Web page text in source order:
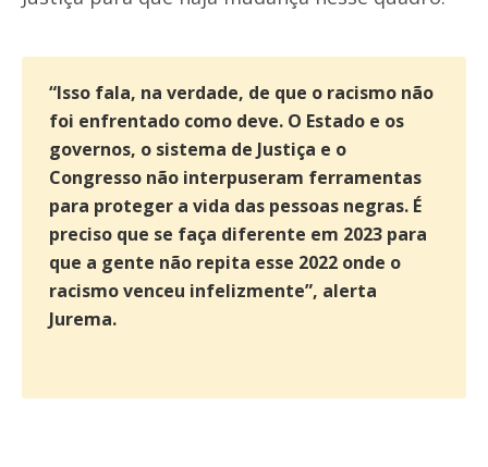
“Isso fala, na verdade, de que o racismo não
foi enfrentado como deve. O Estado e os
governos, o sistema de Justiça e o
Congresso não interpuseram ferramentas
para proteger a vida das pessoas negras. É
preciso que se faça diferente em 2023 para
que a gente não repita esse 2022 onde o
racismo venceu infelizmente”, alerta
Jurema.